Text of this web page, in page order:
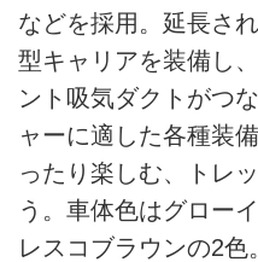
などを採用。延長さ
型キャリアを装備し
ント吸気ダクトがつ
ャーに適した各種装
ったり楽しむ、トレ
う。車体色はグロー
レスコブラウンの2色